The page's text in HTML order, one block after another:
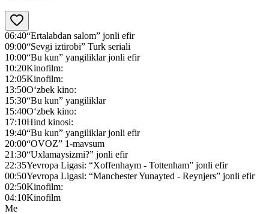
06:40“Ertalabdan salom” jonli efir
09:00“Sevgi iztirobi” Turk seriali
10:00“Bu kun” yangiliklar jonli efir
10:20Kinofilm:
12:05Kinofilm:
13:50O‘zbek kino:
15:30“Bu kun” yangiliklar
15:40O‘zbek kino:
17:10Hind kinosi:
19:40“Bu kun” yangiliklar jonli efir
20:00“OVOZ” 1-mavsum
21:30“Uxlamaysizmi?” jonli efir
22:35Yevropa Ligasi: “Xoffenhaym - Tottenham” jonli efir
00:50Yevropa Ligasi: “Manchester Yunayted - Reynjers” jonli efir
02:50Kinofilm:
04:10Kinofilm
Me